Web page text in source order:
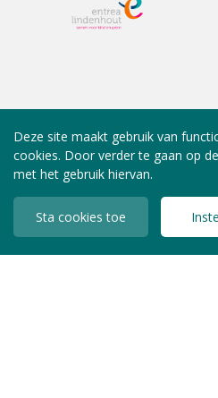
Deze site maakt gebruik van
cookies. Door verder te gaan op
met het gebruik hiervan.
Sta cookies toe